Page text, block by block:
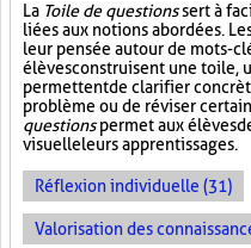
La Toile de questionssert à
liées aux notions abordées.
leur pensée autour de mots-
élèves construisent une toile,
permettent de clarifier
problème ou de réviser
questionspermet aux élèves
visuelle leurs apprentissages.
Réflexion individuelle (31)
Valorisation des